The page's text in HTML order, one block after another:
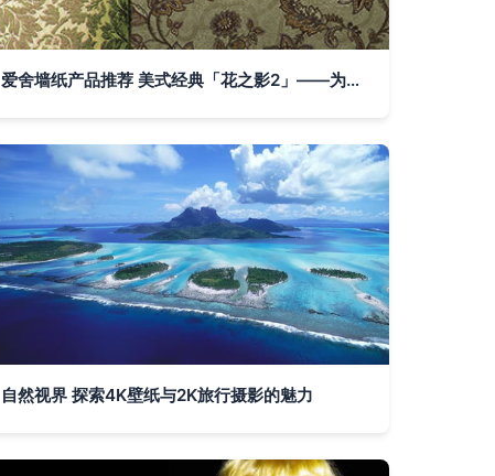
爱舍墙纸产品推荐 美式经典「花之影2」——为空间注入自然灵感
自然视界 探索4K壁纸与2K旅行摄影的魅力